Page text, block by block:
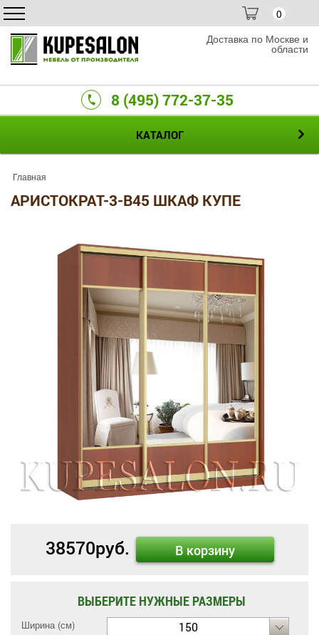
0
Доставка по Москве и
области
8 (495) 772-37-35
КАТАЛОГ
Главная
АРИСТОКРАТ-3-B45 ШКАФ КУПЕ
38570руб. В корзину
ВЫБЕРИТЕ НУЖНЫЕ РАЗМЕРЫ
Ширина (см) 150